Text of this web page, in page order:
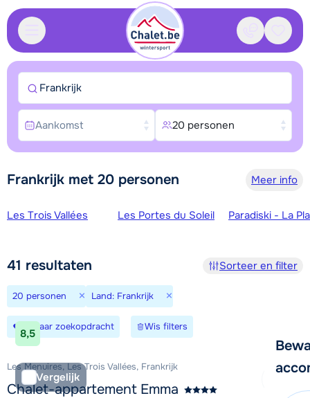
Contact
Frankrijk met 20 personen Meer info
Skigebieden
Les Trois Vallées Les Portes du Soleil Paradiski - La
41 resultaten Sorteer en filter
20 personen × Land: Frankrijk ×
Bewaar zoekopdracht Wis filters
8,5
Vergelijk
Les Menuires, Les Trois Vallées, Frankrijk
Chalet-appartement Emma
Frankrijk
Aankomst 20 personen